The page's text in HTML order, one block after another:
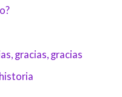
gracias, gracias